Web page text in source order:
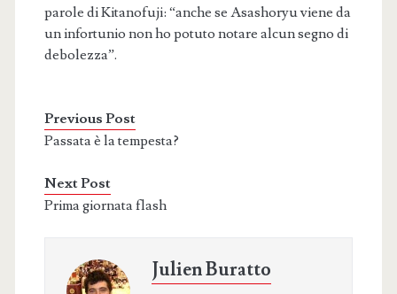
parole di Kitanofuji: “anche se Asashoryu viene da
un infortunio non ho potuto notare alcun segno di
debolezza”.
Previous Post
Passata è la tempesta?
Next Post
Prima giornata flash
Julien Buratto